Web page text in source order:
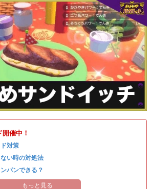
催中！
対策
い時の対処法
パンできる？
もっと見る